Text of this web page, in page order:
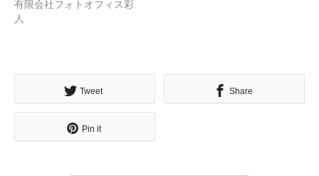
無料で登録したい企業様はこちら
メディア取材受付口はこちら
有限会社フォトオフィス彩
人
Tweet Share
Pin it